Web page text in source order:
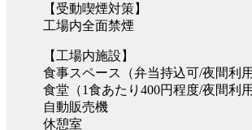
【受動喫煙対策】
工場内全面禁煙
【工場内施設】
食事スペース（弁当持込可/夜間利用
食堂（1食あたり400円程度/夜間利用
自動販売機
休憩室